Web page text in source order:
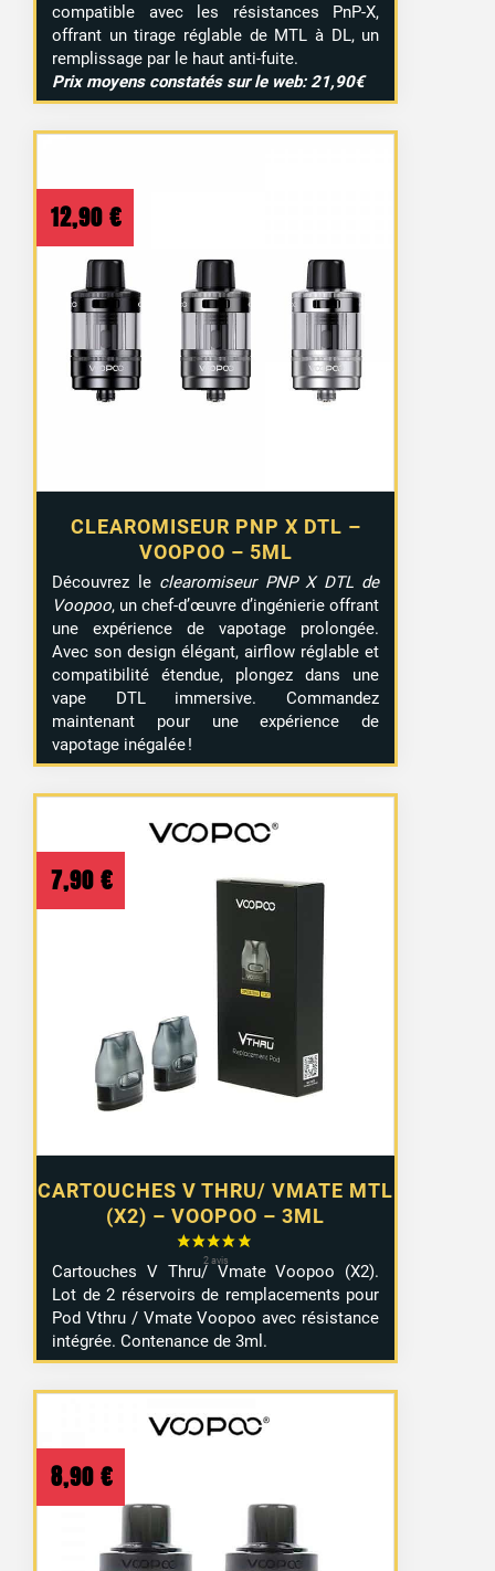
compatible avec les résistances PnP-X,
offrant un tirage réglable de MTL à DL, un
remplissage par le haut anti-fuite.
Prix moyens constatés sur le web: 21,90€
CLEAROMISEUR PNP X DTL –
VOOPOO – 5ML
12,90 €
Découvrez le clearomiseur PNP X DTL de
Voopoo, un chef-d’œuvre d’ingénierie offrant
une expérience de vapotage prolongée.
Avec son design élégant, airflow réglable et
compatibilité étendue, plongez dans une
vape DTL immersive. Commandez
maintenant pour une expérience de
vapotage inégalée !
CARTOUCHES V THRU/ VMATE MTL
(X2) – VOOPOO – 3ML
7,90 €
Cartouches V Thru/ Vmate Voopoo (X2).
Lot de 2 réservoirs de remplacements pour
Pod Vthru / Vmate Voopoo avec résistance
intégrée. Contenance de 3ml.
8,90 €